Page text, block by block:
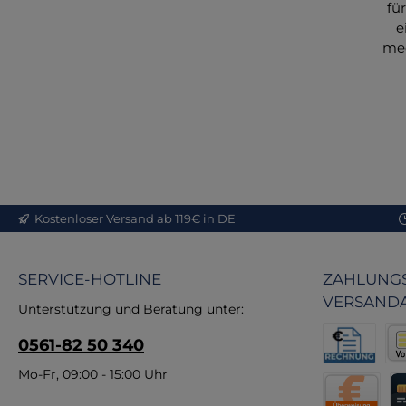
Kostenloser Versand ab 119€ in DE
SERVICE-HOTLINE
Unterstützung und Beratung unter:
0561-82 50 340
Mo-Fr, 09:00 - 15:00 Uhr Rechnung